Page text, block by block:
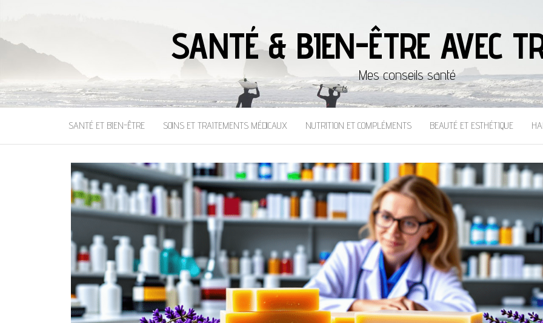
SANTÉ & BIEN-ÊTRE AVEC
Mes conseils santé
SANTÉ ET BIEN-ÊTRE SOINS ET TRAITEMENTS MÉDICAUX NUTRITION ET COMPLÉMENTS BEAUTÉ ET ESTHÉTIQUE